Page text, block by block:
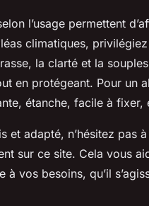
l’usage permettent
climatiques,
la clarté et la
en protégeant. Pour un
étanche, facile à fixer,
et adapté, n’hésitez pas
sur ce site. Cela vous
à vos besoins, qu’il